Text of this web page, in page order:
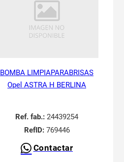
BOMBA LIMPIAPARABRISAS
Opel ASTRA H BERLINA
Ref. fab.: 24439254
RefID:769446
Contactar